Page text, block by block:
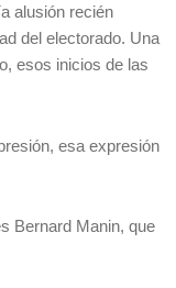
alusión recién
del electorado. Una
esos inicios de las
esa expresión
Bernard Manin, que